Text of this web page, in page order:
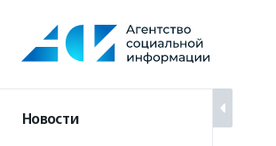
содержанию
Новости